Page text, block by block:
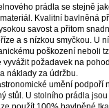
prádla se stejně
Kvalitní bavlněná
savost a přitom
a s nízkou smyčkou. U
poškození neboli
vyvážit požadavek na
náklady za údržbu.
umění podpoří
stůl. U stolního prádla